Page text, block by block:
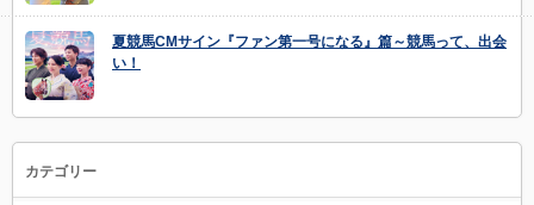
夏競馬CMサイン『ファン第一号になる』篇～競馬って、出会
い！
カテゴリー